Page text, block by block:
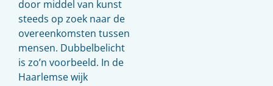
door middel van kunst
steeds op zoek naar de
overeenkomsten tussen
mensen. Dubbelbelicht
is zo’n voorbeeld. In de
Haarlemse wijk